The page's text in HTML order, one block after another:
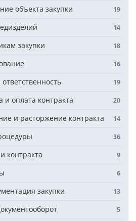
объекта закупки 19
14
закупки 18
16
19
оплата контракта 20
и расторжение контракта 14
36
контракта 9
6
закупки 13
5